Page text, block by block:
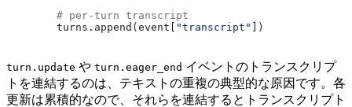
        # per-turn transcript
        turns.append(event[
"transcript" ])
turn.update や turn.eager_end イベントのトランスクリプ
トを連結するのは、テキストの重複の典型的な原因です。各
更新は累積的なので、それらを連結するとトランスクリプト